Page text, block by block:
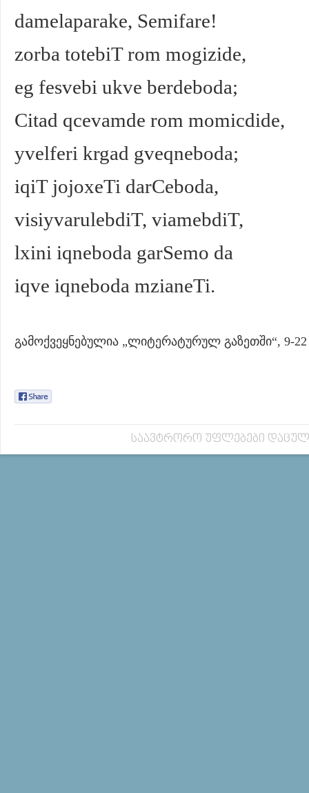
damelaparake, Semifare!
zorba totebiT rom mogizide,
eg fesvebi ukve berdeboda;
Citad qcevamde rom momicdide,
yvelferi krgad gveqneboda;
iqiT jojoxeTi darCeboda,
visiyvarulebdiT, viamebdiT,
lxini iqneboda garSemo da
iqve iqneboda mzianeTi.
გამოქვეყნებულია „ლიტერატურულ გაზეთში“, 9-
საავტრორო უფლებები